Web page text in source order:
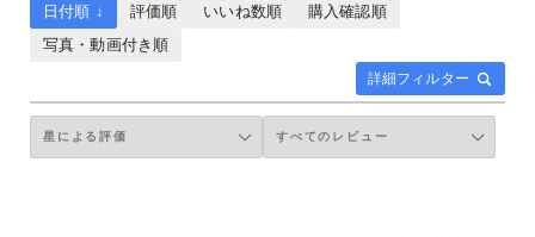
詳細フィルター
日付順 ↓ 評価順 いいね数順
購入確認順
写真・動画付き順